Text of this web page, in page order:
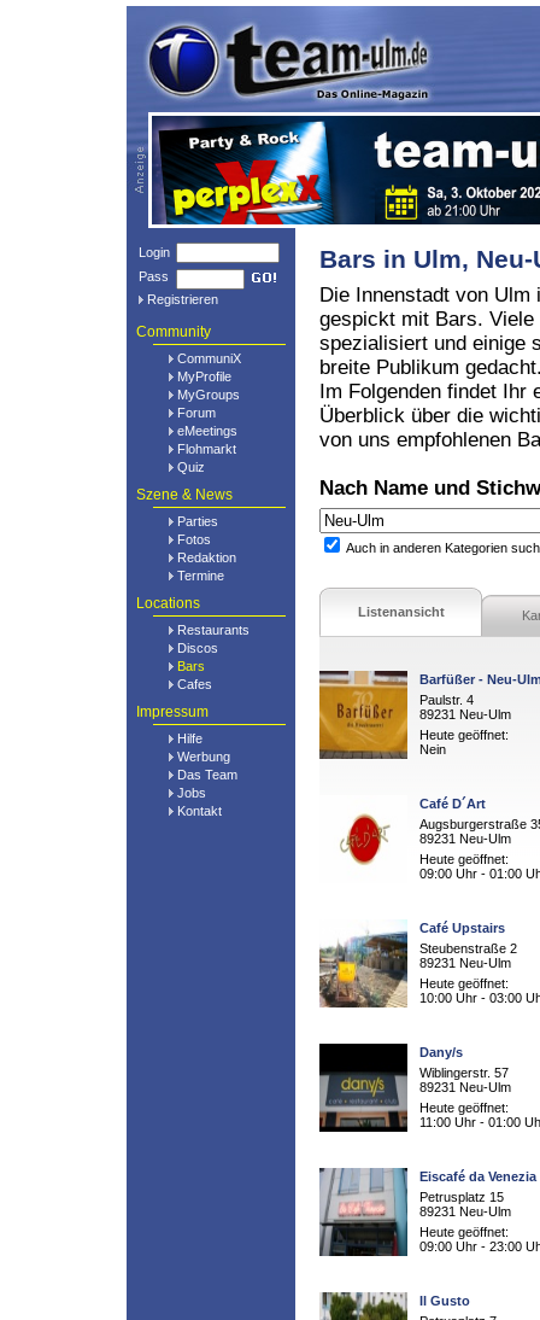
Login
Pass
Registrieren
Community
CommuniX
MyProfile
MyGroups
Forum
eMeetings
Flohmarkt
Quiz
Szene & News
Parties
Fotos
Redaktion
Termine
Locations
Restaurants
Discos
Bars
Cafes
Impressum
Hilfe
Werbung
Das Team
Jobs
Kontakt
Bars in Ulm,
Die Innenstadt von Ulm
gespickt mit Bars. Viele
spezialisiert und einige
breite Publikum
Im Folgenden findet Ihr
Überblick über die
von uns empfohlenen
Nach Name und
Auch in anderen Kategorien
Listenansicht
Barfüßer - Neu-
Paulstr. 4
89231 Neu-Ulm
Heute geöffnet:
Nein
Café D´Art
Augsburgerstraße
89231 Neu-Ulm
Heute geöffnet:
09:00 Uhr - 01:00
Café Upstairs
Steubenstraße 2
89231 Neu-Ulm
Heute geöffnet:
10:00 Uhr - 03:00
Dany/s
Wiblingerstr. 57
89231 Neu-Ulm
Heute geöffnet:
11:00 Uhr - 01:00
Eiscafé da Venezia
Petrusplatz 15
89231 Neu-Ulm
Heute geöffnet:
09:00 Uhr - 23:00
Il Gusto